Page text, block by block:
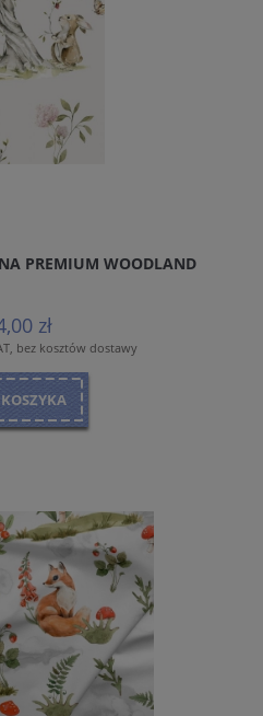
PREMIUM WOODLAND
zł
bez kosztów dostawy